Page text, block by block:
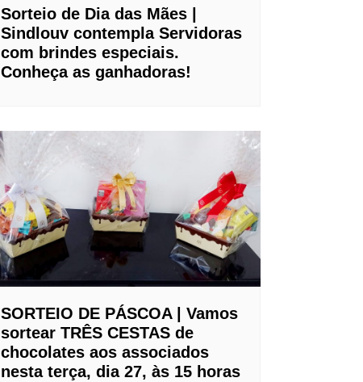
Sorteio de Dia das Mães |
Sindlouv contempla Servidoras
com brindes especiais.
Conheça as ganhadoras!
SORTEIO DE PÁSCOA | Vamos
sortear TRÊS CESTAS de
chocolates aos associados
nesta terça, dia 27, às 15 horas